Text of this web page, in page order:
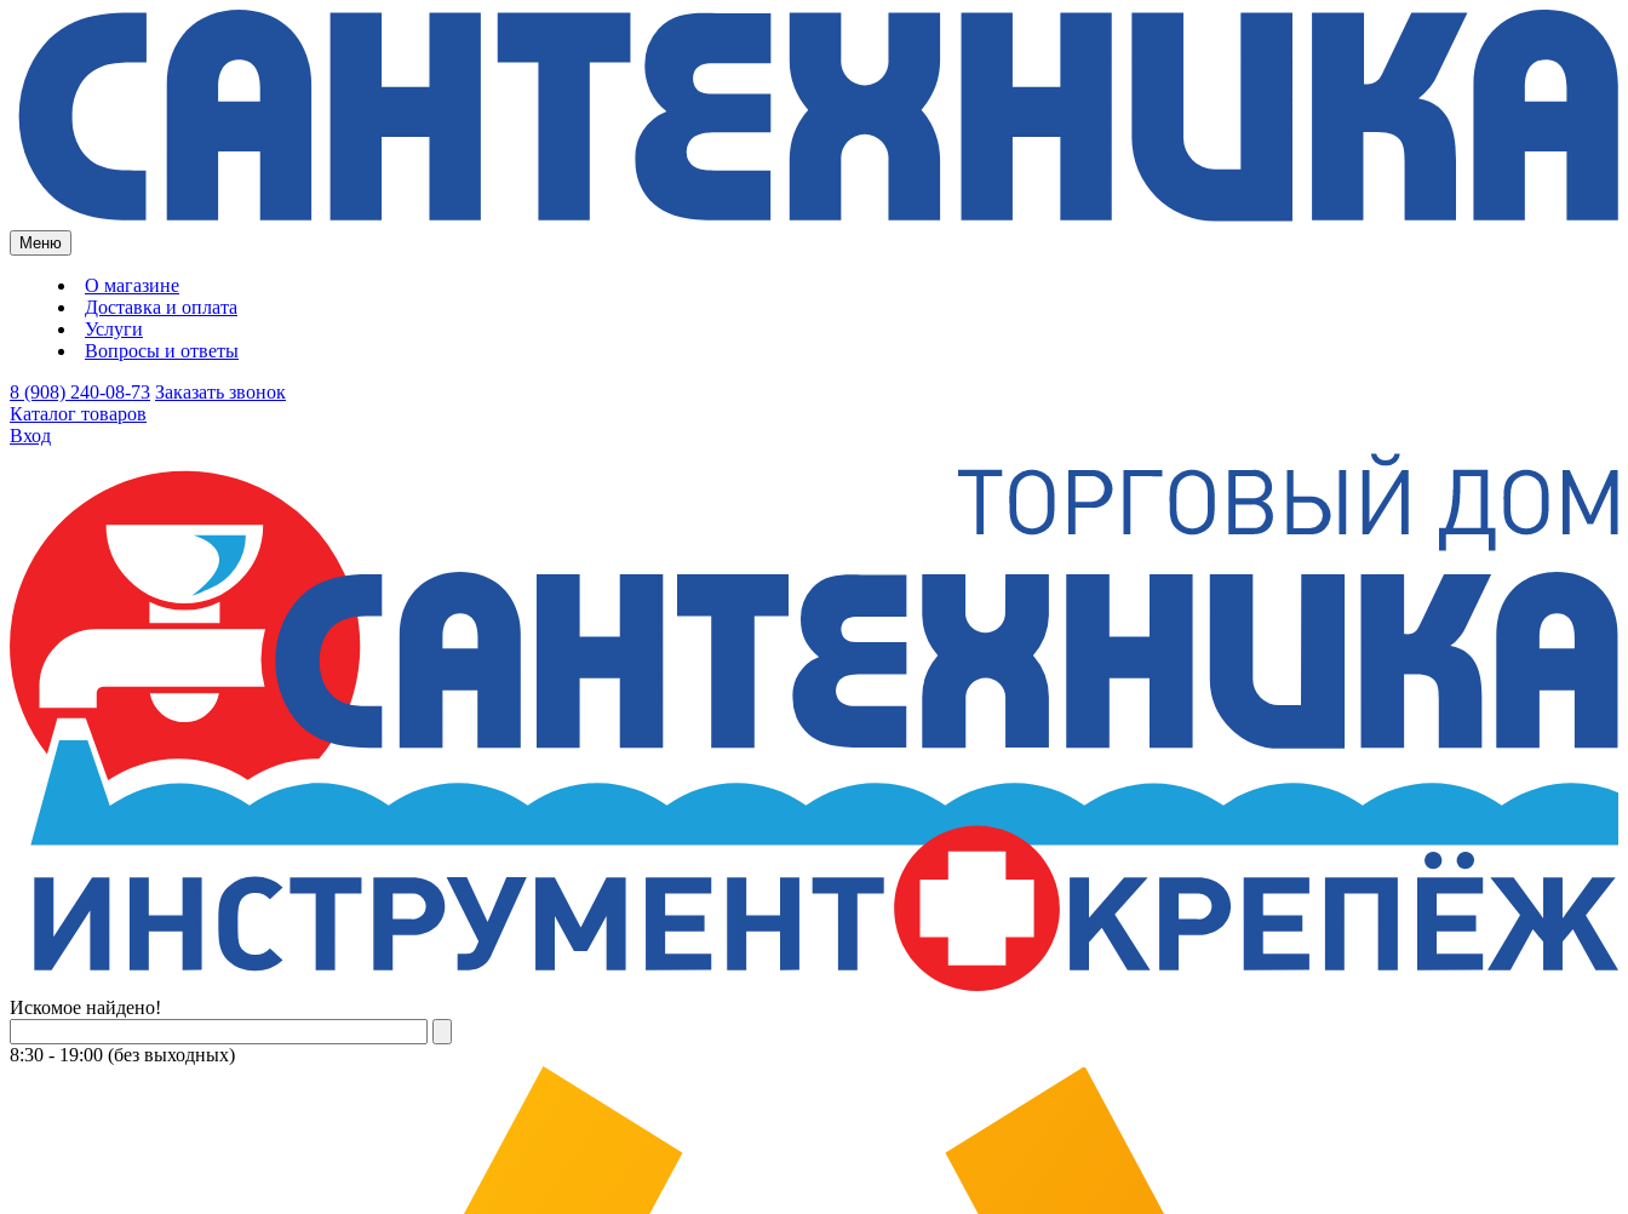
Меню
О магазине
Доставка и оплата
Услуги
Вопросы и ответы
8 (908) 240-08-73 Заказать звонок
Каталог товаров
Вход
Искомое найдено!
8:30 - 19:00 (без выходных)